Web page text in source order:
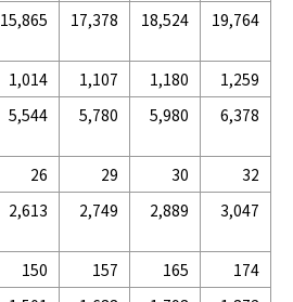
15,865 17,378 18,524 19,764
1,014 1,107 1,180
1,259
5,544 5,780 5,980 6,378
26 29 30
32
2,613 2,749 2,889 3,047
150 157 165
174